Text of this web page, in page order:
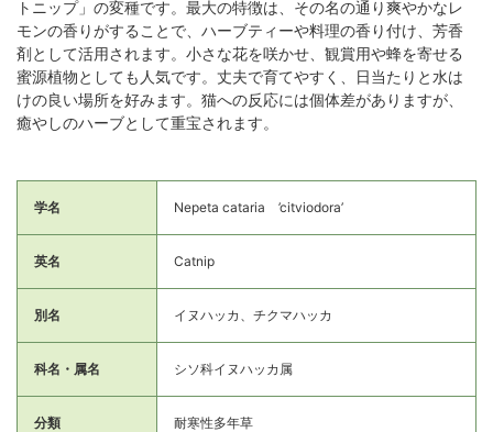
トニップ」の変種です。最大の特徴は、その名の通り爽やかなレ
モンの香りがすることで、ハーブティーや料理の香り付け、芳香
剤として活用されます。小さな花を咲かせ、観賞用や蜂を寄せる
蜜源植物としても人気です。丈夫で育てやすく、日当たりと水は
けの良い場所を好みます。猫への反応には個体差がありますが、
癒やしのハーブとして重宝されます。
学名 Nepeta cataria ’citviodora’
英名 Catnip
別名 イヌハッカ、チクマハッカ
科名・属名 シソ科イヌハッカ属
分類 耐寒性多年草